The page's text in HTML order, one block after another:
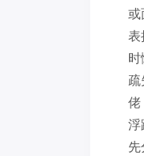
或
表
佬
浮